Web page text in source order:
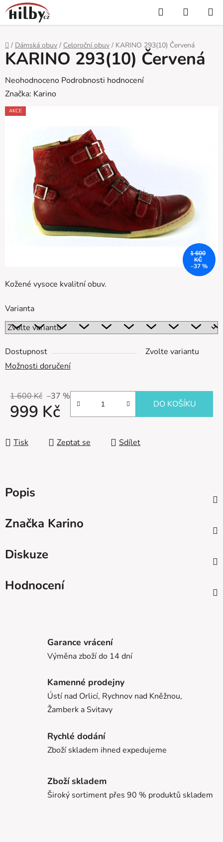
Přejít
na
obsah
Hledat
KOŠÍK
Domů
/ Dámská obuv / Celoroční obuv / KARINO 293(10) Červená
Kožené vysoce kvalitní obuv.
Varianta
Dostupnost
Zvolte variantu
Možnosti doručení
1 600 Kč –37 %
999 Kč DO KOŠÍKU
Tisk Zeptat se Sdílet
KARINO 293(10) Červená
Průměrné
hodnocení
produktu
hvězdiček.
Neohodnoceno Podrobnosti hodnocení
Značka: Karino
AKCE
1 600
KČ
–37 %
Popis
Značka Karino
Diskuze
Hodnocení
Garance vrácení
Výměna zboží do 14 dní
Kamenné prodejny
Ústí nad Orlicí, Rychnov nad Kněžnou,
Žamberk a Svitavy
Rychlé dodání
Zboží skladem ihned expedujeme
Zboží skladem
Široký sortiment přes 90 % produktů skladem